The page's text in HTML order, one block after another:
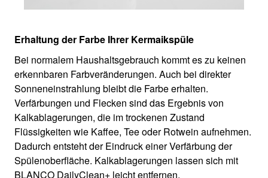
Erhaltung der Farbe Ihrer Kermaikspüle
Bei normalem Haushaltsgebrauch kommt es zu keinen
erkennbaren Farbveränderungen. Auch bei direkter
Sonneneinstrahlung bleibt die Farbe erhalten.
Verfärbungen und Flecken sind das Ergebnis von
Kalkablagerungen, die im trockenen Zustand
Flüssigkeiten wie Kaffee, Tee oder Rotwein aufnehmen.
Dadurch entsteht der Eindruck einer Verfärbung der
Spülenoberfläche. Kalkablagerungen lassen sich mit
BLANCO DailyClean+ leicht entfernen.